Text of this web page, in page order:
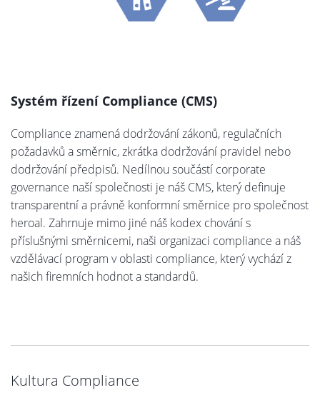
Systém řízení Compliance (CMS)
Compliance znamená dodržování zákonů, regulačních
požadavků a směrnic, zkrátka dodržování pravidel nebo
dodržování předpisů. Nedílnou součástí corporate
governance naší společnosti je náš CMS, který definuje
transparentní a právně konformní směrnice pro společnost
heroal. Zahrnuje mimo jiné náš kodex chování s
příslušnými směrnicemi, naši organizaci compliance a náš
vzdělávací program v oblasti compliance, který vychází z
našich firemních hodnot a standardů.
Kultura Compliance